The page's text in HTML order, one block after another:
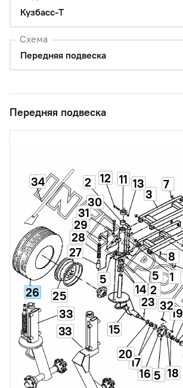
Кузбасс-Т
Схема
Передняя подвеска
Передняя подвеска
1
2
2
3
5
5
5
7
8
11
12 13
14
15
16
17
18
19
20
23
25
26
27
28
29
30
31
32
33
33
34